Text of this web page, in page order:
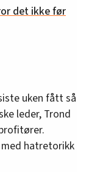
det ikke før
uken fått så
leder, Trond
hatretorikk